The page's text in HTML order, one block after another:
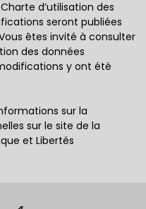
d’utilisation des
seront publiées
êtes invité à consulter
des données
y ont été
sur la
sur le site de la
et Libertés